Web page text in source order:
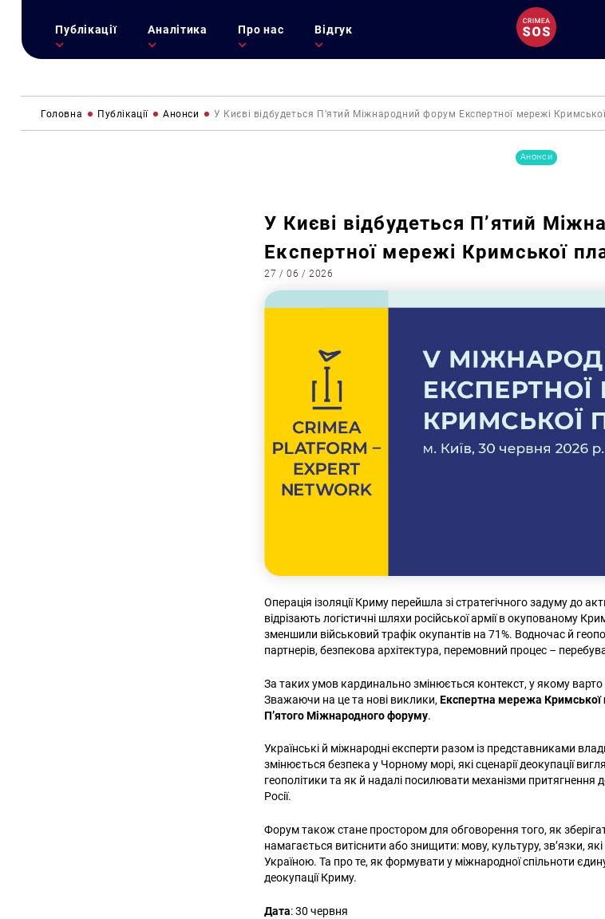
Публікації Аналітика Про нас Відгук
Головна Публікації Анонси У Києві відбудеться П’ятий Міжнародний форум Експертної мережі
Анонси
У Києві відбудеться П’ятий
Експертної мережі Кримської
27 / 06 / 2026
Операція ізоляції Криму перейшла зі стратегічного задуму до
відрізають логістичні шляхи російської армії в окупованому
зменшили військовий трафік окупантів на 71%. Водночас й
партнерів, безпекова архітектура, перемовний процес –
За таких умов кардинально змінюється контекст, у якому
Зважаючи на це та нові виклики,Експертна мережа Кримської
П’ятого Міжнародного форуму.
Українські й міжнародні експерти разом із представниками
змінюється безпека у Чорному морі, які сценарії деокупації
геополітики та як й надалі посилювати механізми притягнення
Росії.
Форум також стане простором для обговорення того, як
намагається витіснити або знищити: мову, культуру, зв’язки,
Україною. Та про те, як формувати у міжнародної спільноти
деокупації Криму.
Дата: 30 червня